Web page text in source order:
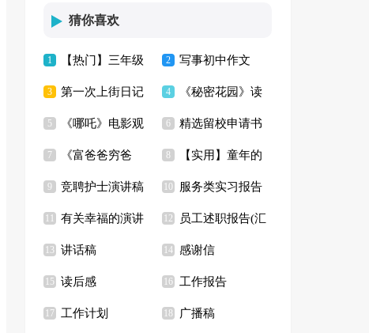
猜你喜欢
1 【热门】三年级
牡丹作文4篇
2 写事初中作文
3 第一次上街日记 4 《秘密花园》读
后感【精】
5 《哪吒》电影观
后感
6 精选留校申请书
范文合集九篇
7 《富爸爸穷爸
爸》读后感(15篇)
8 【实用】童年的
趣事五年级作文集合
9篇
9 竞聘护士演讲稿
集锦九篇
10 服务类实习报告
范文集锦5篇
有关幸福的演讲
稿4篇
12 员工述职报告(汇
编15篇)
13 讲话稿 14 感谢信
15 读后感 16 工作报告
17 工作计划 18 广播稿